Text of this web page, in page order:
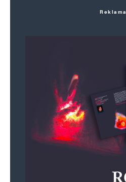
Reklama